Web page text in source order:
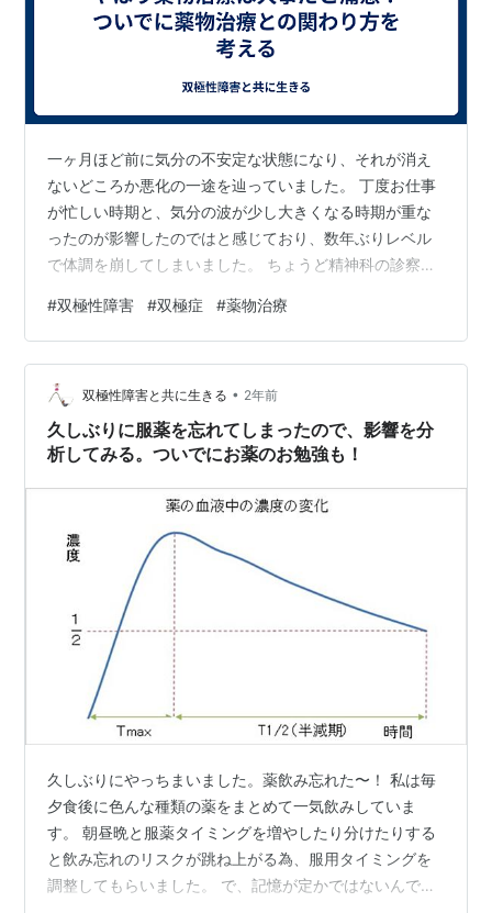
一ヶ月ほど前に気分の不安定な状態になり、それが消え
ないどころか悪化の一途を辿っていました。 丁度お仕事
が忙しい時期と、気分の波が少し大きくなる時期が重な
ったのが影響したのではと感じており、数年ぶりレベル
で体調を崩してしまいました。 ちょうど精神科の診察予
上で、薬の処方についてもこちらから提案する形で先生
にお話ししました。 症状としては、朝から気分の落ち込
みが見られた事、最近はソワソワ感が苦しいくらいに発
生する事、日中もソワソワ感が抜けない事、そのソワソ
ワ感が次第に抑うつ症状に変化する事、そしてそれらが
数年ぶりレベルの症状の大きさである事を伝えま…
#双極性障害 #双極症 #薬物治療
双極性障害と共に生きる • 2年前
久しぶりに服薬を忘れてしまったので、影響を分
析してみる。ついでにお薬のお勉強も！
久しぶりにやっちまいました。薬飲み忘れた〜！ 私は毎
夕食後に色んな種類の薬をまとめて一気飲みしていま
す。 朝昼晩と服薬タイミングを増やしたり分けたりする
と飲み忘れのリスクが跳ね上がる為、服用タイミングを
調整してもらいました。 で、記憶が定かではないんです